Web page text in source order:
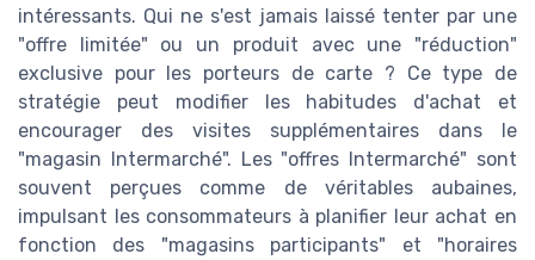
intéressants. Qui ne s'est jamais laissé tenter par une
"offre limitée" ou un produit avec une "réduction"
exclusive pour les porteurs de carte ? Ce type de
stratégie peut modifier les habitudes d'achat et
encourager des visites supplémentaires dans le
"magasin Intermarché". Les "offres Intermarché" sont
souvent perçues comme de véritables aubaines,
impulsant les consommateurs à planifier leur achat en
fonction des "magasins participants" et "horaires